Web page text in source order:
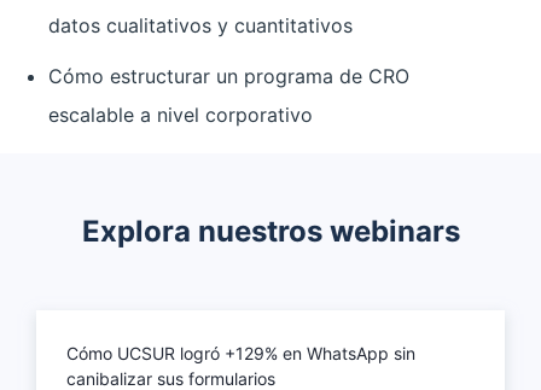
datos cualitativos y cuantitativos
Cómo estructurar un programa de CRO
escalable a nivel corporativo
Explora nuestros webinars
Cómo UCSUR logró +129% en WhatsApp sin
canibalizar sus formularios